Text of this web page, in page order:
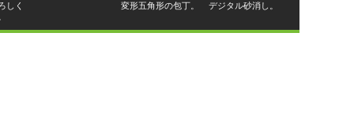
しく
変形五角形の包丁。 デジタル砂消し。